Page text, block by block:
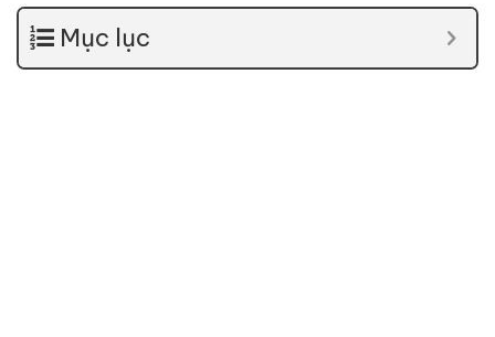
Mục lục